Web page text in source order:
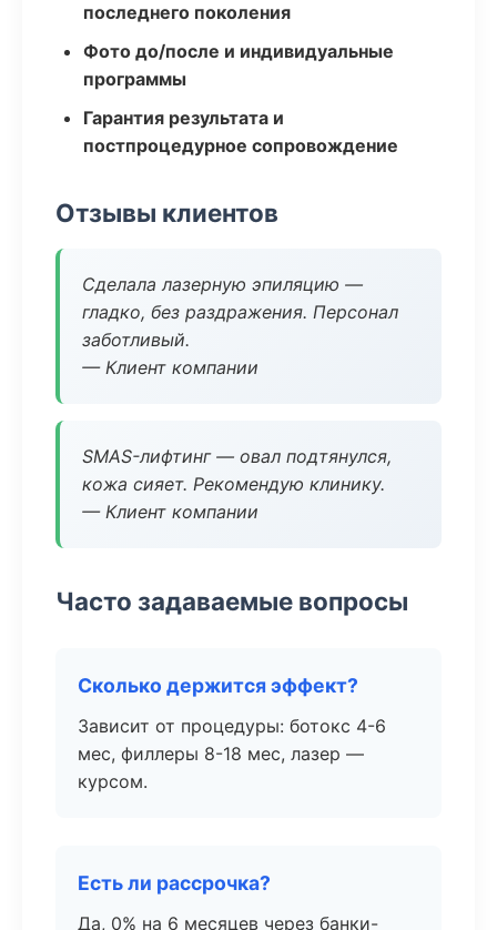
последнего поколения
Фото до/после и индивидуальные
программы
Гарантия результата и
постпроцедурное сопровождение
Отзывы клиентов
Сделала лазерную эпиляцию —
гладко, без раздражения. Персонал
заботливый.
— Клиент компании
SMAS-лифтинг — овал подтянулся,
кожа сияет. Рекомендую клинику.
— Клиент компании
Часто задаваемые вопросы
Сколько держится эффект?
Зависит от процедуры: ботокс 4-6
мес, филлеры 8-18 мес, лазер —
курсом.
Есть ли рассрочка?
Да, 0% на 6 месяцев через банки-